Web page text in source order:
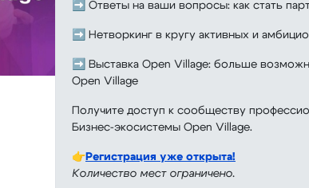
➡️ Ответы на ваши вопросы: как стать
➡️ Нетворкинг в кругу активных и
➡️ Выставка Open Village: больше
Open Village
Получите доступ к сообществу
Бизнес‑экосистемы Open Village.
👉Регистрация уже открыта!
Количество мест ограничено.